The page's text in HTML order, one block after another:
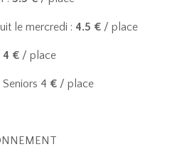
le mercredi : 4.5 € / place
4 € / place
Seniors 4 € / place